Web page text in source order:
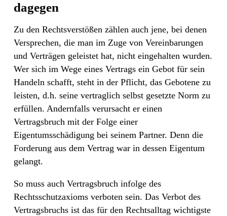
dagegen
Zu den Rechtsverstößen zählen auch jene, bei denen
Versprechen, die man im Zuge von Vereinbarungen
und Verträgen geleistet hat, nicht eingehalten wurden.
Wer sich im Wege eines Vertrags ein Gebot für sein
Handeln schafft, steht in der Pflicht, das Gebotene zu
leisten, d.h. seine vertraglich selbst gesetzte Norm zu
erfüllen. Andernfalls verursacht er einen
Vertragsbruch mit der Folge einer
Eigentumsschädigung bei seinem Partner. Denn die
Forderung aus dem Vertrag war in dessen Eigentum
gelangt.
So muss auch Vertragsbruch infolge des
Rechtsschutzaxioms verboten sein. Das Verbot des
Vertragsbruchs ist das für den Rechtsalltag wichtigste